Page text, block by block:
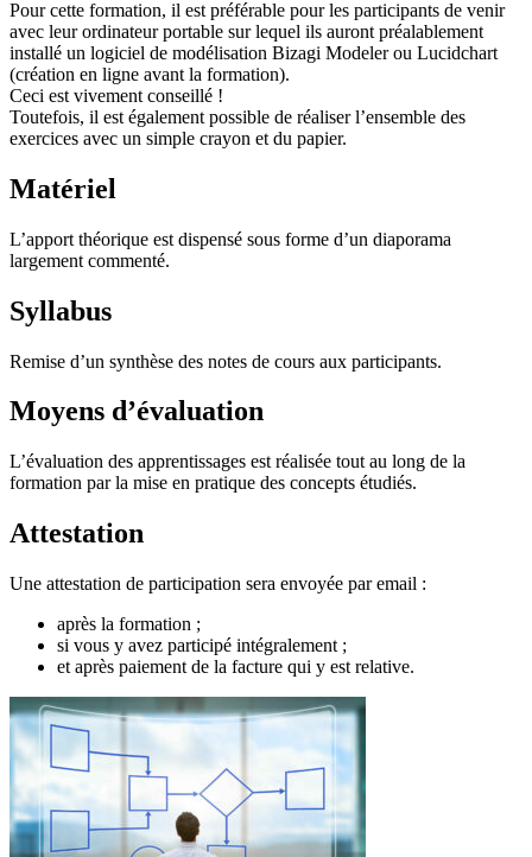
Pour cette formation, il est préférable pour les participants de venir
avec leur ordinateur portable sur lequel ils auront préalablement
installé un logiciel de modélisation Bizagi Modeler ou Lucidchart
(création en ligne avant la formation).
Ceci est vivement conseillé !
Toutefois, il est également possible de réaliser l’ensemble des
exercices avec un simple crayon et du papier.
Matériel
L’apport théorique est dispensé sous forme d’un diaporama
largement commenté.
Syllabus
Remise d’un synthèse des notes de cours aux participants.
Moyens d’évaluation
L’évaluation des apprentissages est réalisée tout au long de la
formation par la mise en pratique des concepts étudiés.
Attestation
Une attestation de participation sera envoyée par email :
après la formation ;
si vous y avez participé intégralement ;
et après paiement de la facture qui y est relative.